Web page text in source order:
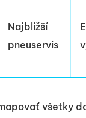
Najbližší
pneuservis
všetky